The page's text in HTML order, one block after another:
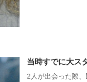
当時すでに大ス
2人が出会った際